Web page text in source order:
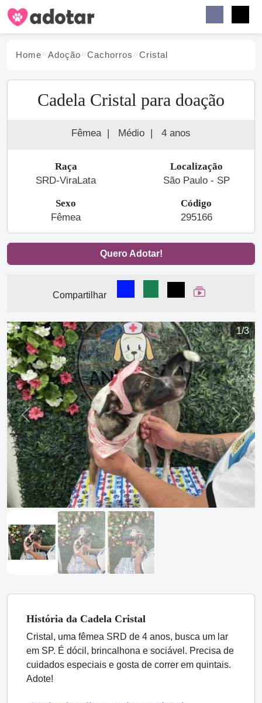
Home Adoção Cachorros Cristal
Cadela Cristal para doação
Fêmea | Médio | 4 anos
Raça
SRD-ViraLata
Localização
São Paulo - SP
Sexo
Fêmea
Código
295166
Quero Adotar!
Compartilhar
Compartilhar no Facebook
Compartilhar no
Compartilhar
Ver Web Story
1/3
Previous Next
História da Cadela Cristal
Cristal, uma fêmea SRD de 4 anos, busca um lar
em SP. É dócil, brincalhona e sociável. Precisa de
cuidados especiais e gosta de correr em quintais.
Adote!